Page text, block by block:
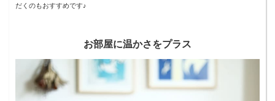
だくのもおすすめです♪
お部屋に温かさをプラス